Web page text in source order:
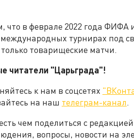
что в феврале 2022 года ФИФА
турнирах под
товарищеские матчи.
читатели "Царьграда"!
к нам в соцсетях
на наш телеграм-канал.
чем поделиться с
вопросы, новости на